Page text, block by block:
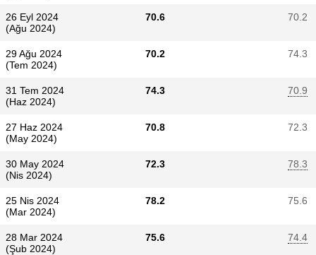
26 Eyl 2024
(Ağu 2024)
70.6 70.2
29 Ağu 2024
(Tem 2024)
70.2 74.3
31 Tem 2024
(Haz 2024)
74.3 70.9
27 Haz 2024
(May 2024)
70.8 72.3
30 May 2024
(Nis 2024)
72.3 78.3
25 Nis 2024
(Mar 2024)
78.2 75.6
28 Mar 2024
(Şub 2024)
75.6 74.4